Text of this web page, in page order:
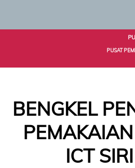
PUSAT
BENGKEL
ICT